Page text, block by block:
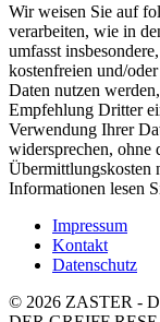
Wir weisen Sie auf
verarbeiten, wie in
umfasst
kostenfreien und/
Daten nutzen
Empfehlung Dritter
Verwendung Ihrer
widersprechen, ohne
Übermittlungskosten
Informationen lesen
Impressum
Kontakt
Datenschutz
© 2026 ZASTER -